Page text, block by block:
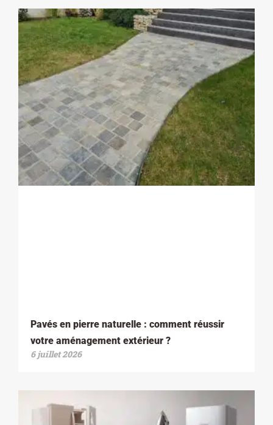
Pavés en pierre naturelle : comment réussir
votre aménagement extérieur ?
6 juillet 2026